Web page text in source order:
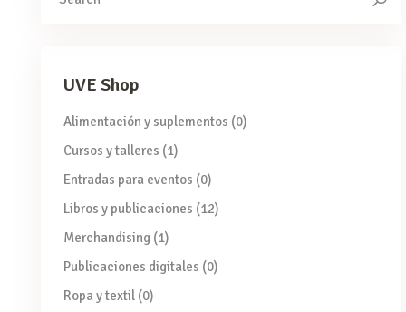
UVE Shop
Alimentación y suplementos (0)
Cursos y talleres (1)
Entradas para eventos (0)
Libros y publicaciones (12)
Merchandising (1)
Publicaciones digitales (0)
Ropa y textil (0)